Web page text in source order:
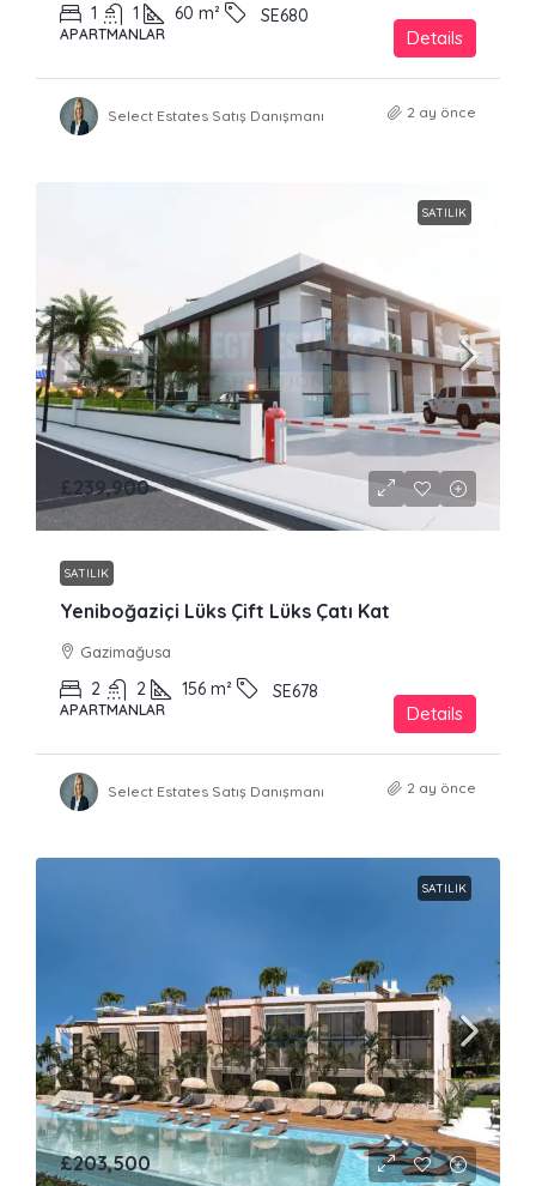
1 1 60 m² SE680
APARTMANLAR Details
Select Estates Satış Danışmanı 2 ay önce
SATILIK
£239,900
SATILIK
Yeniboğaziçi Lüks Çift Lüks Çatı Kat
Gazimağusa
2 2 156 m² SE678
APARTMANLAR Details
Select Estates Satış Danışmanı 2 ay önce
SATILIK
£203,500